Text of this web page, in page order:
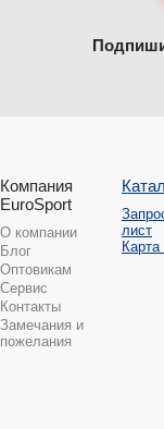
Компания
EuroSport
О компании
Блог
Оптовикам
Сервис
Контакты
Замечания и
пожелания
лист
Карта